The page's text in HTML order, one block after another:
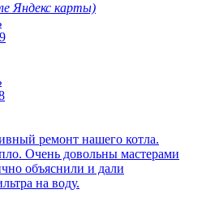
Яндекс карты)
ремонт нашего котла.
Очень довольны мастерами
объяснили и дали
на воду.